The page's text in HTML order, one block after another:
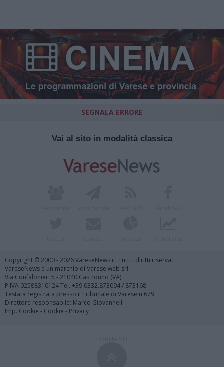
SEGNALA ERRORE
Vai al sito in modalità classica
Copyright © 2000 - 2026 VareseNews.it. Tutti i diritti riservati
VareseNews è un marchio di Varese web srl
Via Confalonieri 5 - 21040 Castronno (VA)
P.IVA 02588310124 Tel. +39.0332.873094 / 873168
Testata registrata presso il Tribunale di Varese n.679
Direttore responsabile: Marco Giovannelli
Imp. Cookie - Cookie - Privacy